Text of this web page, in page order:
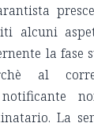
alcuni
la fase
al
La